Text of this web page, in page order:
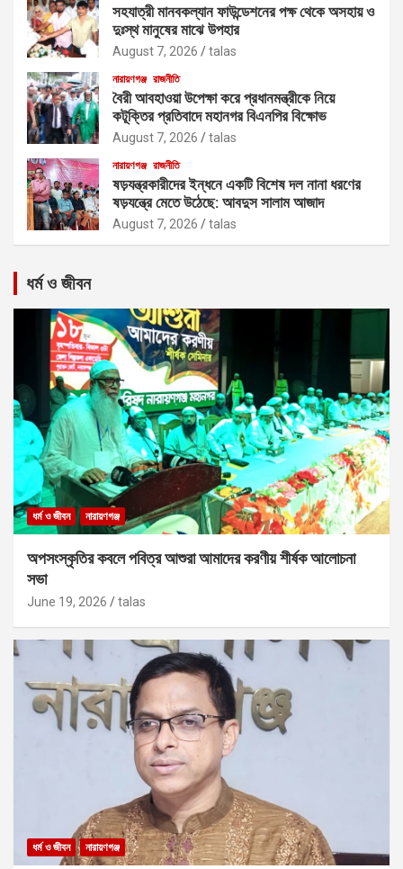
সহযাত্রী মানবকল্যান ফাউন্ডেশনের পক্ষ থেকে অসহায় ও
দুঃস্থ মানুষের মাঝে উপহার
August 7, 2026 talas
নারায়ণগঞ্জ রাজনীতি
বৈরী আবহাওয়া উপেক্ষা করে প্রধানমন্ত্রীকে নিয়ে
কটূক্তির প্রতিবাদে মহানগর বিএনপির বিক্ষোভ
August 7, 2026 talas
নারায়ণগঞ্জ রাজনীতি
ষড়যন্ত্রকারীদের ইন্ধনে একটি বিশেষ দল নানা ধরণের
ষড়যন্ত্রে মেতে উঠেছে: আবদুস সালাম আজাদ
August 7, 2026 talas
ধর্ম ও জীবন
ধর্ম ও জীবন নারায়ণগঞ্জ
অপসংস্কৃতির কবলে পবিত্র আশুরা আমাদের করণীয় শীর্ষক আলোচনা
সভা
June 19, 2026 talas
ধর্ম ও জীবন নারায়ণগঞ্জ